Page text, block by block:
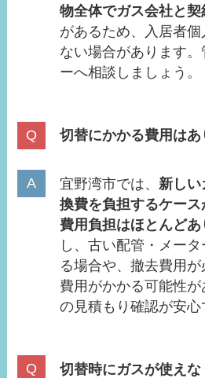
物全体でガス会社と
があるため、入居者個
ない場合があります
ーへ相談しましょう。
切替にかかる費用はあ
宜野湾市では、 新し
換費を負担するケー
費用負担はほとんどあ
し、古い配管・メー
る場合や、撤去費用
費用がかかる可能性
の見積もり確認が安心
切替時にガスが使え